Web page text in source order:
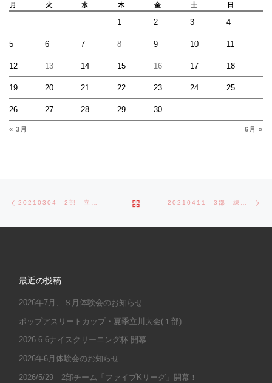
月
火 水 木 金 土 日
« 3月 6月 »
1 2 3 4
5 6 7 8 9 10 11
12 13 14 15 16 17 18
19 20 21 22 23 24 25
26 27 28 29 30
Post navigation
20210304 2部 立川大会予選 BACK TO POST LIST 20210411 3部 練習試合
最近の投稿
2026年7月、８月体験会のお知らせ
ポップアスリートカップ・夏季立川大会(１部)
2026.6.6ナイスクリーニング杯 開幕
2026年6月体験会のお知らせ
2026/5/29 2部チーム「ファイブKリーグ」開幕！